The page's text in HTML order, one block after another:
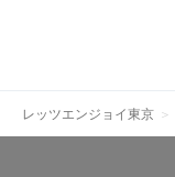
レッツエンジョイ東京